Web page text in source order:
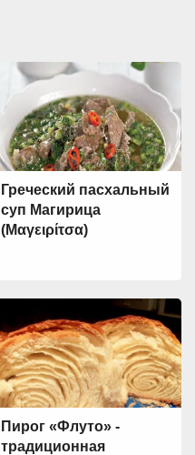
Греческий пасхальный
суп Магирица
(Μαγειρίτσα)
Пирог «Флуто» -
традиционная